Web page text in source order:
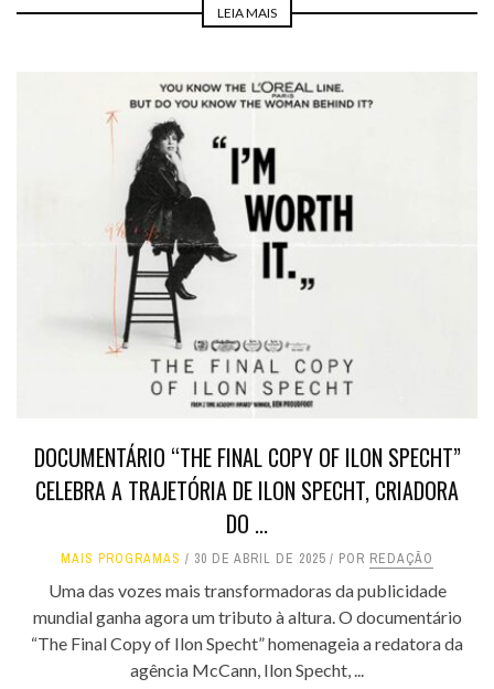
LEIA MAIS
DOCUMENTÁRIO “THE FINAL COPY OF ILON SPECHT”
CELEBRA A TRAJETÓRIA DE ILON SPECHT, CRIADORA
DO ...
MAIS PROGRAMAS 30 DE ABRIL DE 2025 POR REDAÇÃO
Uma das vozes mais transformadoras da publicidade
mundial ganha agora um tributo à altura. O documentário
“The Final Copy of Ilon Specht” homenageia a redatora da
agência McCann, Ilon Specht, ...